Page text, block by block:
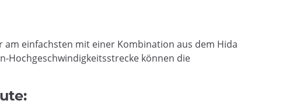
einfachsten mit einer Kombination aus dem Hida
Hochgeschwindigkeitsstrecke können die